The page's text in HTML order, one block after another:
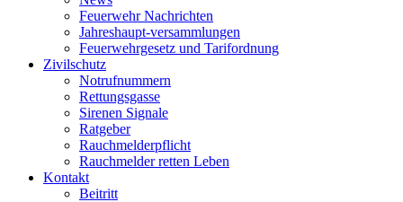
Feuerwehr Nachrichten
Jahreshaupt-versammlungen
Feuerwehrgesetz und Tarifordnung
Zivilschutz
Notrufnummern
Rettungsgasse
Sirenen Signale
Ratgeber
Rauchmelderpflicht
Rauchmelder retten Leben
Kontakt
Beitritt